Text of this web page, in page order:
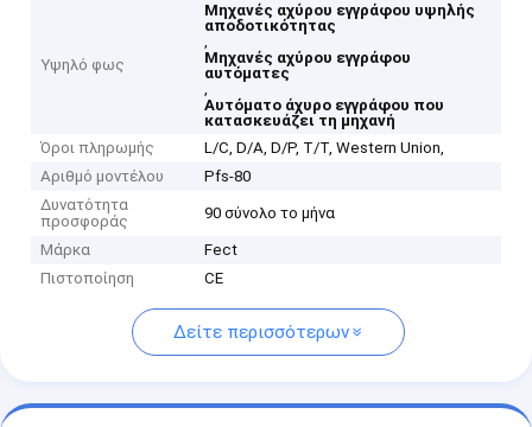
Υψηλό φως
Μηχανές αχύρου εγγράφου υψηλής
αποδοτικότητας
,
Μηχανές αχύρου εγγράφου
αυτόματες
,
Αυτόματο άχυρο εγγράφου που
κατασκευάζει τη μηχανή
Όροι πληρωμής
L/C, D/A, D/P, T/T, Western Union,
Αριθμό μοντέλου
Pfs-80
Δυνατότητα
προσφοράς
90 σύνολο το μήνα
Μάρκα
Fect
Πιστοποίηση
CE
Δείτε περισσότερων